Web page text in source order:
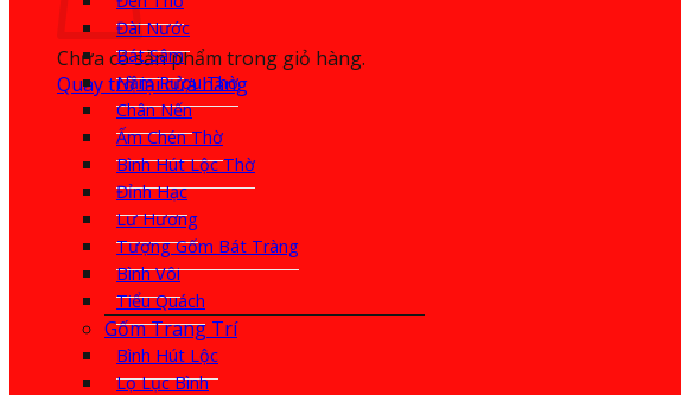
Chưa có sản phẩm trong giỏ hàng.
Quay trở lại cửa hàng
Đài Nước
Bát Sâm
Nậm Rượu Thờ
Chân Nến
Ấm Chén Thờ
Bình Hút Lộc Thờ
Đỉnh Hạc
Lư Hương
Tượng Gốm Bát Tràng
Bình Vôi
Tiểu Quách
Gốm Trang Trí
Bình Hút Lộc
Lọ Lục Bình